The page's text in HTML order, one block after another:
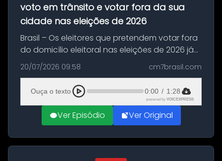
voto em trânsito e votar fora da sua
cidade nas eleições de 2026
Brasil – Os eleitores que pretendem votar fora
do domicílio eleitoral nas eleições de 2026 já
podem solicitar o voto em trânsito a partir
desta segunda-feira (20). O pedido pode ser
feito até 20 de ag...
20/07/2026 09:58 cm7brasil.com
Ouça o texto 0:00 / 1:28
powered by VOICEXPRESS
Ver Episódio Ver Original